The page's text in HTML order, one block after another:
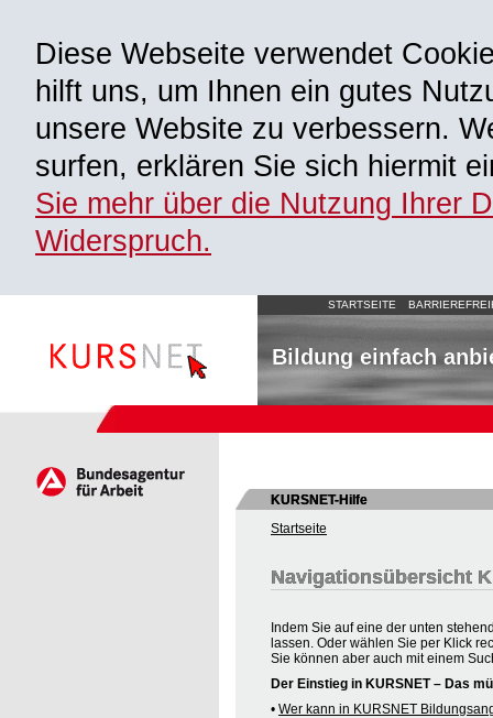
Diese Webseite verwendet
hilft uns, um Ihnen ein gutes
unsere Website zu verbessern.
surfen, erklären Sie sich hiermit
Sie mehr über die Nutzung Ihrer
Widerspruch.
STARTSEITE
Bildung einfach
KURSNET-Hilfe
Startseite
Navigationsübersicht
Indem Sie auf eine der unten
lassen. Oder wählen Sie per Klick
Sie können aber auch mit einem
Der Einstieg in KURSNET – Das
• Wer kann in KURSNET